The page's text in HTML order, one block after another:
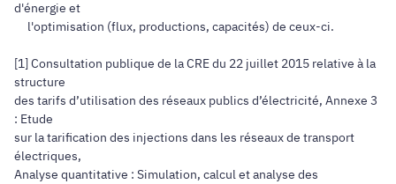
d'énergie et
l'optimisation (flux, productions, capacités) de ceux-ci.
[1] Consultation publique de la CRE du 22 juillet 2015 relative à la
structure
des tarifs d’utilisation des réseaux publics d’électricité, Annexe 3
: Etude
sur la tarification des injections dans les réseaux de transport
électriques,
Analyse quantitative : Simulation, calcul et analyse des